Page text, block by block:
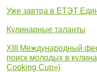
Уже завтра в ЕТЭТ
Кулинарные таланты
XIII Международный
поиск молодых в
Cooking Cup»)